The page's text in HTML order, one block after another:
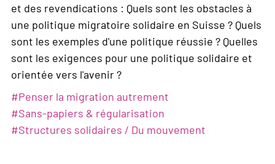
et des revendications : Quels sont les obstacles à
une politique migratoire solidaire en Suisse ? Quels
sont les exemples d'une politique réussie ? Quelles
sont les exigences pour une politique solidaire et
orientée vers l'avenir ?
#Penser la migration autrement
#Sans-papiers & régularisation
#Structures solidaires / Du mouvement